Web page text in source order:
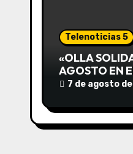
e
e
Telenoticias 5
«OLLA
AGOSTO EN
DESDE LAS 13
7 de agosto